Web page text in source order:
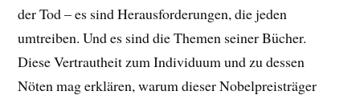
der Tod – es sind Herausforderungen, die jeden
umtreiben. Und es sind die Themen seiner Bücher.
Diese Vertrautheit zum Individuum und zu dessen
Nöten mag erklären, warum dieser Nobelpreisträger